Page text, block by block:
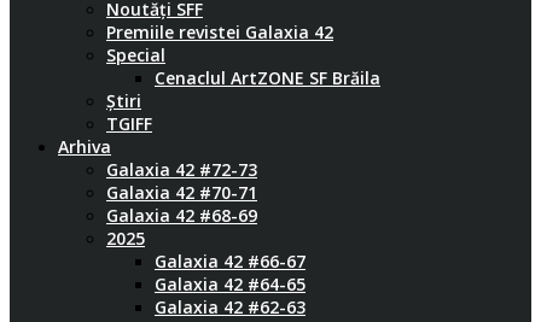
Noutăți SFF
Premiile revistei Galaxia 42
Special
Cenaclul ArtZONE SF Brăila
Știri
TGIFF
Arhiva
Galaxia 42 #72-73
Galaxia 42 #70-71
Galaxia 42 #68-69
2025
Galaxia 42 #66-67
Galaxia 42 #64-65
Galaxia 42 #62-63